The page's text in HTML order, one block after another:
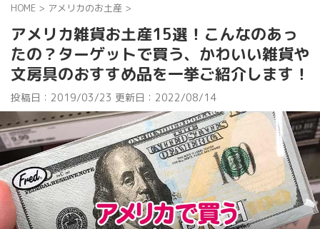
HOME > アメリカのお土産 >
アメリカ雑貨お土産15選！こんなのあっ
たの？ターゲットで買う、かわいい雑貨や
文房具のおすすめ品を一挙ご紹介します！
投稿日：2019/03/23 更新日： 2022/08/14